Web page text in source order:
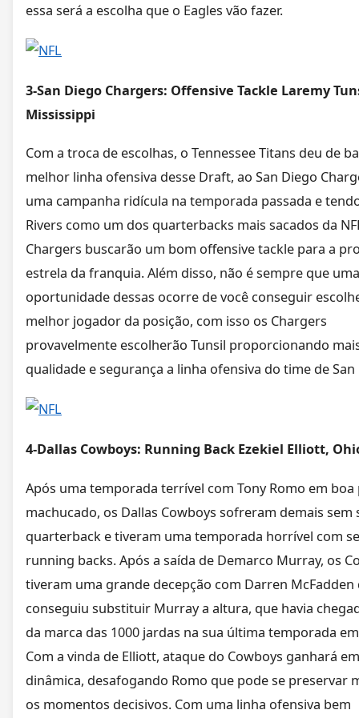
essa será a escolha que o Eagles vão fazer.
3-San Diego Chargers: Offensive Tackle Laremy
Mississippi
Com a troca de escolhas, o Tennessee Titans deu de
melhor linha ofensiva desse Draft, ao San Diego
uma campanha ridícula na temporada passada e
Rivers como um dos quarterbacks mais sacados da
Chargers buscarão um bom offensive tackle para a
estrela da franquia. Além disso, não é sempre que uma
oportunidade dessas ocorre de você conseguir
melhor jogador da posição, com isso os Chargers
provavelmente escolherão Tunsil proporcionando
qualidade e segurança a linha ofensiva do time de San
4-Dallas Cowboys: Running Back Ezekiel Elliott,
Após uma temporada terrível com Tony Romo em boa
machucado, os Dallas Cowboys sofreram demais sem
quarterback e tiveram uma temporada horrível com
running backs. Após a saída de Demarco Murray, os
tiveram uma grande decepção com Darren McFadden
conseguiu substituir Murray a altura, que havia
da marca das 1000 jardas na sua última temporada
Com a vinda de Elliott, ataque do Cowboys ganhará em
dinâmica, desafogando Romo que pode se preservar
os momentos decisivos. Com uma linha ofensiva bem